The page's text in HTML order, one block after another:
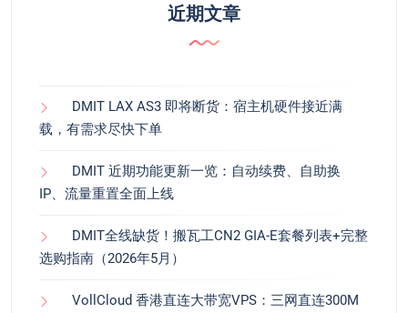
近期文章
DMIT LAX AS3 即将断货：宿主机硬件接近满
载，有需求尽快下单
DMIT 近期功能更新一览：自动续费、自助换
IP、流量重置全面上线
DMIT全线缺货！搬瓦工CN2 GIA-E套餐列表+完整
选购指南（2026年5月）
VollCloud 香港直连大带宽VPS：三网直连300M